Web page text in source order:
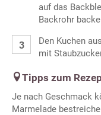
auf das
Backrohr
Den Kuchen
mit
Tipps zum
Je nach Geschmack
Marmelade